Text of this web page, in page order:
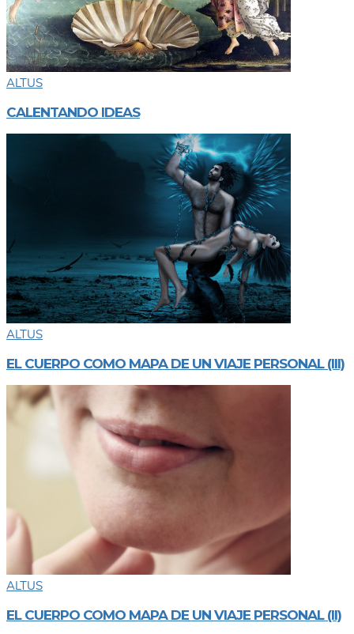
ALTUS
CALENTANDO IDEAS
ALTUS
EL CUERPO COMO MAPA DE UN VIAJE PERSONAL (III)
ALTUS
EL CUERPO COMO MAPA DE UN VIAJE PERSONAL (II)